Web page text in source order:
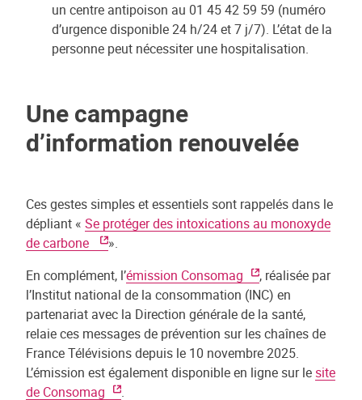
un centre antipoison au 01 45 42 59 59 (numéro
d’urgence disponible 24 h/24 et 7 j/7). L’état de la
personne peut nécessiter une hospitalisation.
Une campagne
d’information renouvelée
Ces gestes simples et essentiels sont rappelés dans le
dépliant « Se protéger des intoxications au monoxyde
de carbone
».
En complément, l’émission Consomag
, réalisée par
l’Institut national de la consommation (INC) en
partenariat avec la Direction générale de la santé,
relaie ces messages de prévention sur les chaînes de
France Télévisions depuis le 10 novembre 2025.
L’émission est également disponible en ligne sur lesite
de Consomag
.